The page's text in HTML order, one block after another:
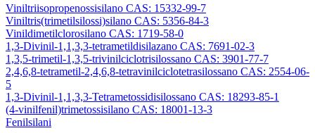
Viniltriisopropenossisilano CAS: 15332-99-7
Viniltris(trimetilsilossi)silano CAS: 5356-84-3
Vinildimetilclorosilano CAS: 1719-58-0
1,3-Divinil-1,1,3,3-tetrametildisilazano CAS: 7691-02-3
1,3,5-trimetil-1,3,5-trivinilciclotrisilossano CAS: 3901-77-7
2,4,6,8-tetrametil-2,4,6,8-tetravinilciclotetrasilossano CAS: 2554-06-
5
1,3-Divinil-1,1,3,3-Tetrametossidisilossano CAS: 18293-85-1
(4-vinilfenil)trimetossisilano CAS: 18001-13-3
Fenilsilani